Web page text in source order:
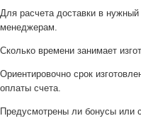
Для расчета доставки в
менеджерам.
Сколько времени занимает
Ориентировочно срок
оплаты счета.
Предусмотрены ли бонусы или